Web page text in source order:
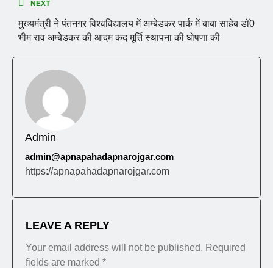
NEXT
मुख्यमंत्री ने पंतनगर विश्वविद्यालय में अम्बेडकर पार्क में बाबा साहेब डॉ0
भीम राव अम्बेडकर की आदम कद मूर्ति स्थापना की घोषणा की
Admin
admin@apnapahadapnarojgar.com
https://apnapahadapnarojgar.com
LEAVE A REPLY
Your email address will not be published. Required
fields are marked *